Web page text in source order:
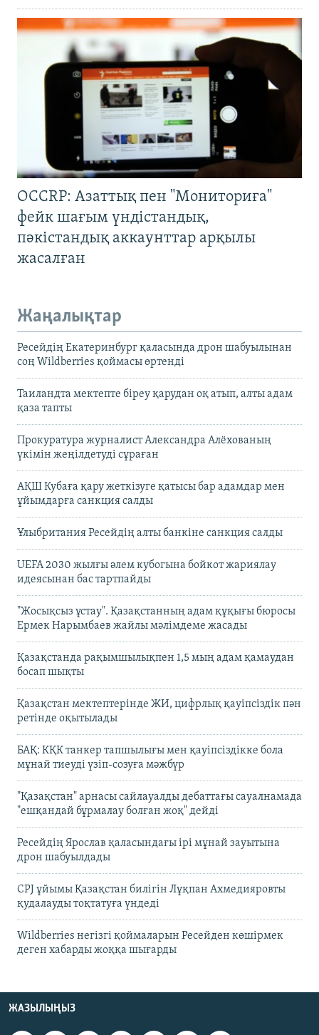
OCCRP: Азаттық пен "Мониториға"
фейк шағым үндістандық,
пәкістандық аккаунттар арқылы
жасалған
Жаңалықтар
Ресейдің Екатеринбург қаласында дрон шабуылынан
соң Wildberries қоймасы өртенді
Таиландта мектепте біреу қарудан оқ атып, алты адам
қаза тапты
Прокуратура журналист Александра Алёхованың
үкімін жеңілдетуді сұраған
АҚШ Кубаға қару жеткізуге қатысы бар адамдар мен
ұйымдарға санкция салды
Ұлыбритания Ресейдің алты банкіне санкция салды
UEFA 2030 жылғы әлем кубогына бойкот жариялау
идеясынан бас тартпайды
"Жосықсыз ұстау". Қазақстанның адам құқығы бюросы
Ермек Нарымбаев жайлы мәлімдеме жасады
Қазақстанда рақымшылықпен 1,5 мың адам қамаудан
босап шықты
Қазақстан мектептерінде ЖИ, цифрлық қауіпсіздік пән
ретінде оқытылады
БАҚ: КҚК танкер тапшылығы мен қауіпсіздікке бола
мұнай тиеуді үзіп-созуға мәжбүр
"Қазақстан" арнасы сайлауалды дебаттағы сауалнамада
"ешқандай бұрмалау болған жоқ" дейді
Ресейдің Ярослав қаласындағы ірі мұнай зауытына
дрон шабуылдады
CPJ ұйымы Қазақстан билігін Лұқпан Ахмедияровты
қудалауды тоқтатуға үндеді
Wildberries негізгі қоймаларын Ресейден көшірмек
деген хабарды жоққа шығарды
ЖАЗЫЛЫҢЫЗ